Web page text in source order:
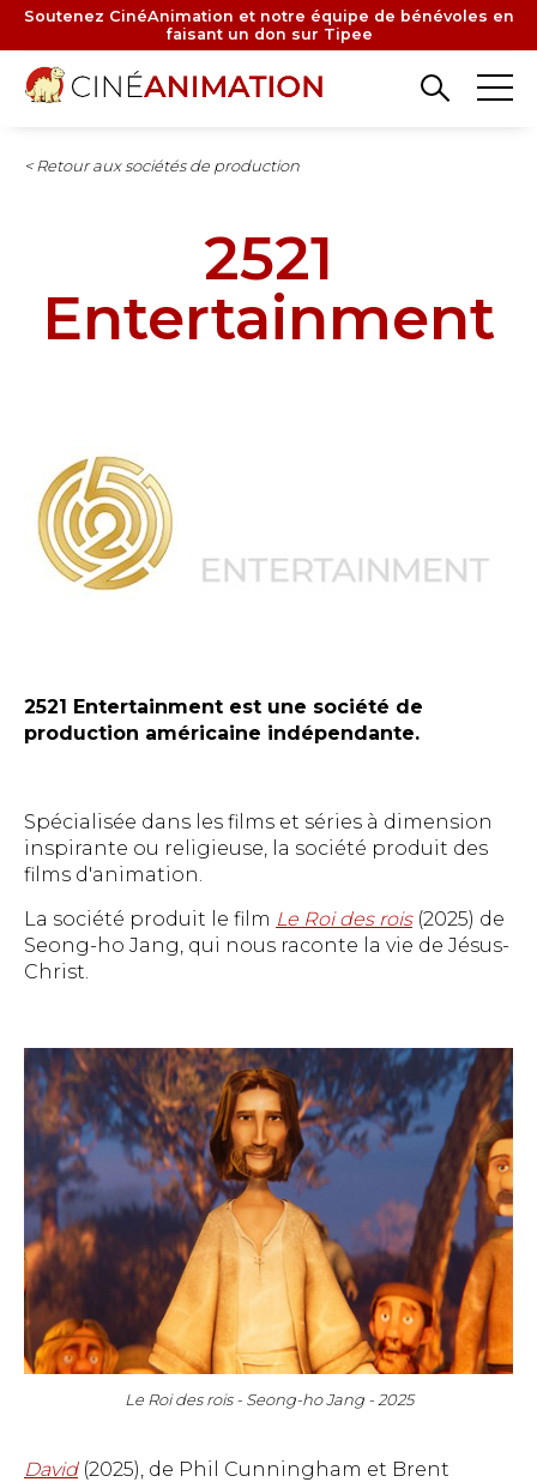
Aller
contenu
principal
Soutenez CinéAnimation et notre équipe de bénévoles en
faisant un don sur Tipee
< Retour aux sociétés de production
2521
Entertainment
2521 Entertainment est une société de
production américaine indépendante.
Spécialisée dans les films et séries à dimension
inspirante ou religieuse, la société produit des
films d'animation.
La société produit le film Le Roi des rois(2025) de
Seong-ho Jang, qui nous raconte la vie de Jésus-
Christ.
Le Roi des rois - Seong-ho Jang - 2025
David(2025), de Phil Cunningham et Brent